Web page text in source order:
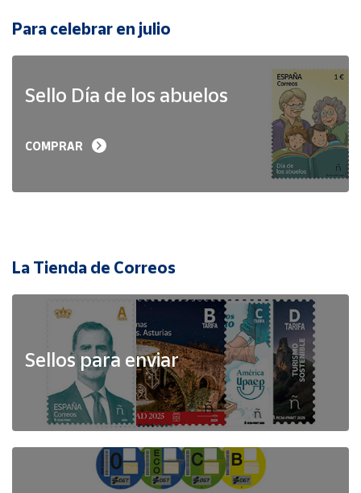
Para celebrar en julio
Sello Día de los abuelos
COMPRAR
La Tienda de Correos
Sellos para enviar